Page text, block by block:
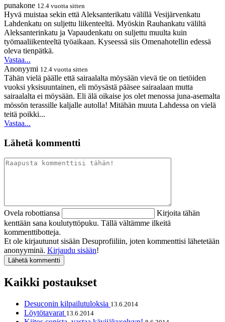
punakone 12.4 vuotta sitten
Hyvä muistaa sekin että Aleksanterikatu välillä Vesijärvenkatu
Lahdenkatu on suljettu liikenteeltä. Myöskin Rauhankatu väliltä
Aleksanterinkatu ja Vapaudenkatu on suljettu muulta kuin
työmaaliikenteeltä työaikaan. Kyseessä siis Omenahotellin edessä
oleva tienpätkä.
Vastaa...
Anonyymi 12.4 vuotta sitten
Tähän vielä päälle että sairaalalta möysään vievä tie on tietöiden
vuoksi yksisuuntainen, eli möysästä pääsee sairaalaan mutta
sairaalalta ei möysään. Eli älä oikaise jos olet menossa juna-asemalta
mössön terassille kaljalle autolla! Mitähän muuta Lahdessa on vielä
teitä poikki...
Vastaa...
Lähetä kommentti
Ovela robottiansa
Kirjoita tähän
kenttään sana koulutyttöpuku. Tällä vältämme ilkeitä
kommenttibotteja.
Et ole kirjautunut sisään Desuprofiiliin, joten kommenttisi lähetetään
anonyyminä. Kirjaudu sisään!
Kaikki postaukset
Desuconin kilpailutuloksia 13.6.2014
Löytötavarat 13.6.2014